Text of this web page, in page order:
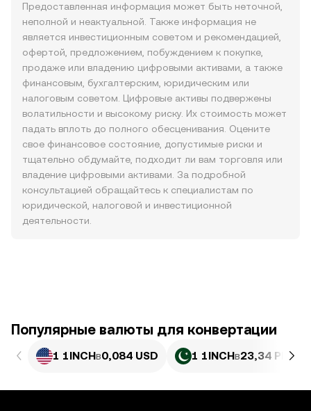
Предоставленная информация может быть неточной,
неполной и неактуальной. Также информация не
является инвестиционным советом и рекомендацией,
офертой, предложением, побуждением к покупке,
продаже или владению цифровыми активами, а также
финансовым, бухгалтерским, юридическим или
налоговым советом. Цифровые активы подвержены
волатильности и высокому риску. Их стоимость может
падать вплоть до полного обесценивания. Оцените
свое финансовое состояние, допустимые риски и
тщательно обдумайте, подходит ли вам торговля или
владение цифровыми активами. За подробной
консультацией обращайтесь к специалистам по
юридической, налоговой и инвестиционной
деятельности.
Популярные валюты для конвертации
1 1INCHв0,084 USD 1 1INCHв23,34 PKR